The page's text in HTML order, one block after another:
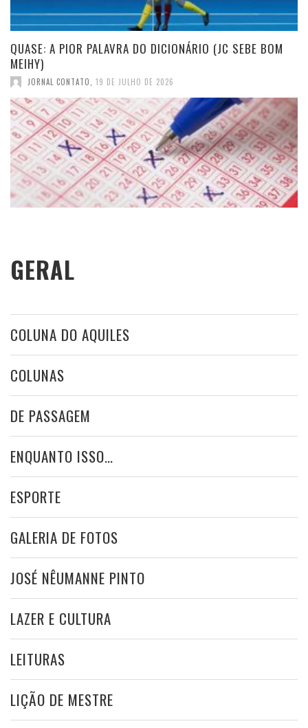
QUASE: A PIOR PALAVRA DO DICIONÁRIO (JC SEBE BOM
MEIHY)
JORNAL CONTATO 19 DE JULHO DE 2026
GERAL
COLUNA DO AQUILES
COLUNAS
DE PASSAGEM
ENQUANTO ISSO…
ESPORTE
GALERIA DE FOTOS
JOSÉ NÊUMANNE PINTO
LAZER E CULTURA
LEITURAS
LIÇÃO DE MESTRE